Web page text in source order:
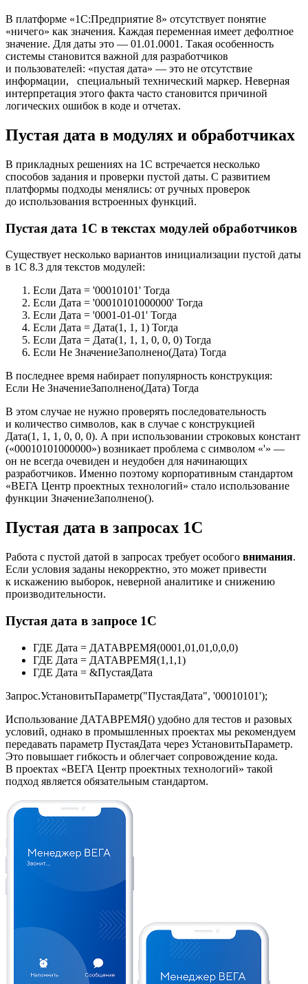
В платформе «1С:Предприятие 8» отсутствует понятие
«ничего» как значения. Каждая переменная имеет дефолтное
значение. Для даты это — 01.01.0001. Такая особенность
системы становится важной для разработчиков
и пользователей: «пустая дата» — это не отсутствие
информации, специальный технический маркер. Неверная
интерпретация этого факта часто становится причиной
логических ошибок в коде и отчетах.
Пустая дата в модулях и обработчиках
В прикладных решениях на 1С встречается несколько
способов задания и проверки пустой даты. С развитием
платформы подходы менялись: от ручных проверок
до использования встроенных функций.
Пустая дата 1С в текстах модулей обработчиков
Существует несколько вариантов инициализации пустой даты
в 1С 8.3 для текстов модулей:
Если Дата = '00010101' Тогда
Если Дата = '00010101000000' Тогда
Если Дата = '0001-01-01' Тогда
Если Дата = Дата(1, 1, 1) Тогда
Если Дата = Дата(1, 1, 1, 0, 0, 0) Тогда
Если Не ЗначениеЗаполнено(Дата) Тогда
В последнее время набирает популярность конструкция:
Если Не ЗначениеЗаполнено(Дата) Тогда
В этом случае не нужно проверять последовательность
и количество символов, как в случае с конструкцией
Дата(1, 1, 1, 0, 0, 0). А при использовании строковых констант
(«00010101000000») возникает проблема с символом «'» —
он не всегда очевиден и неудобен для начинающих
разработчиков. Именно поэтому корпоративным стандартом
«ВЕГА Центр проектных технологий» стало использование
функции ЗначениеЗаполнено().
Пустая дата в запросах 1С
Работа с пустой датой в запросах требует особого внимания.
Если условия заданы некорректно, это может привести
к искажению выборок, неверной аналитике и снижению
производительности.
Пустая дата в запросе 1С
ГДЕ Дата = ДАТАВРЕМЯ(0001,01,01,0,0,0)
ГДЕ Дата = ДАТАВРЕМЯ(1,1,1)
ГДЕ Дата = &ПустаяДата
Запрос.УстановитьПараметр("ПустаяДата", '00010101');
Использование ДАТАВРЕМЯ() удобно для тестов и разовых
условий, однако в промышленных проектах мы рекомендуем
передавать параметр ПустаяДата через УстановитьПараметр.
Это повышает гибкость и облегчает сопровождение кода.
В проектах «ВЕГА Центр проектных технологий» такой
подход является обязательным стандартом.